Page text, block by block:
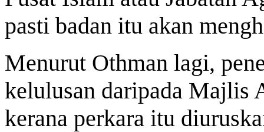
pasti badan itu akan
Menurut Othman lagi,
kelulusan daripada Majlis
kerana perkara itu